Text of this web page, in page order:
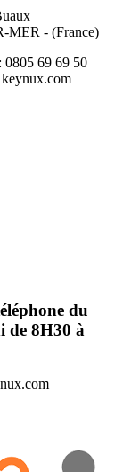
MER - (France)
: 0805 69 69 50
du
de 8H30 à